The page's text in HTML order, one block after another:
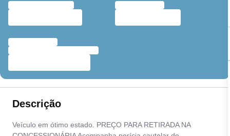
Descrição
Veículo em ótimo estado. PREÇO PARA RETIRADA NA